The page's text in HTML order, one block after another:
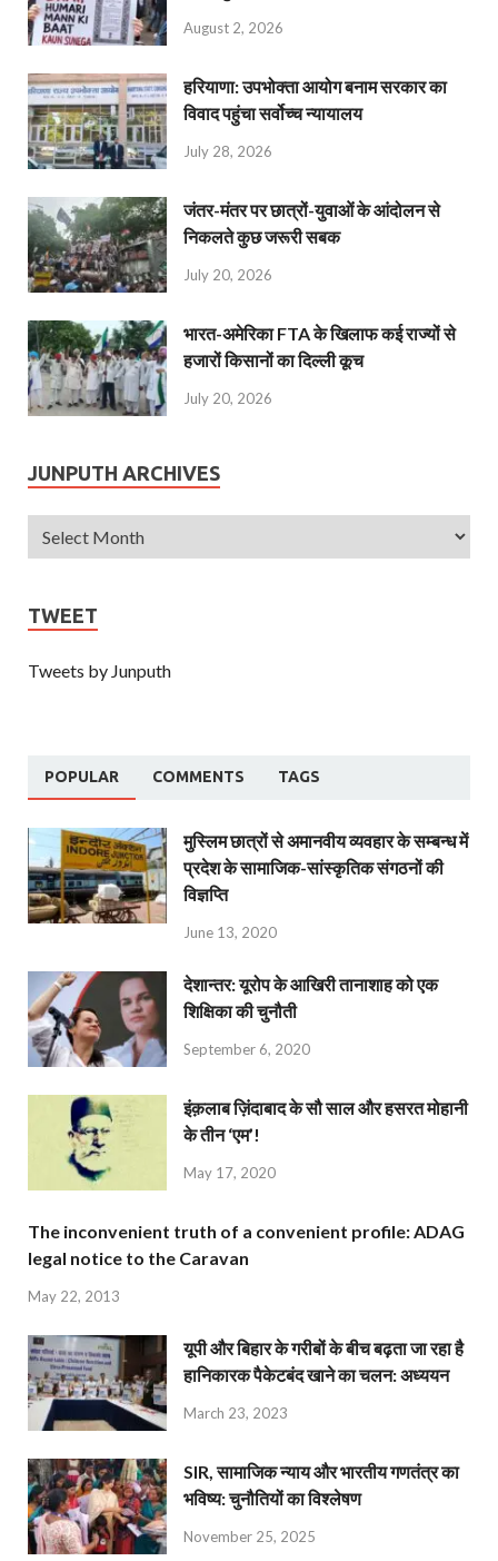
August 2, 2026
हरियाणा: उपभोक्ता आयोग बनाम सरकार का
विवाद पहुंचा सर्वोच्च न्यायालय
July 28, 2026
जंतर-मंतर पर छात्रों-युवाओं के आंदोलन से
निकलते कुछ जरूरी सबक
July 20, 2026
भारत-अमेरिका FTA के खिलाफ कई राज्यों से
हजारों किसानों का दिल्ली कूच
July 20, 2026
JUNPUTH ARCHIVES
TWEET
Tweets by Junputh
POPULAR COMMENTS TAGS
मुस्लिम छात्रों से अमानवीय व्यवहार के सम्बन्ध में
प्रदेश के सामाजिक-सांस्कृतिक संगठनों की
विज्ञप्ति
June 13, 2020
देशान्‍तर: यूरोप के आखिरी तानाशाह को एक
शिक्षिका की चुनौती
September 6, 2020
इंक़लाब ज़िंदाबाद के सौ साल और हसरत मोहानी
के तीन ‘एम’!
May 17, 2020
The inconvenient truth of a convenient profile: ADAG
legal notice to the Caravan
May 22, 2013
यूपी और बिहार के गरीबों के बीच बढ़ता जा रहा है
हानिकारक पैकेटबंद खाने का चलन: अध्ययन
March 23, 2023
SIR, सामाजिक न्याय और भारतीय गणतंत्र का
भविष्य: चुनौतियों का विश्लेषण
November 25, 2025